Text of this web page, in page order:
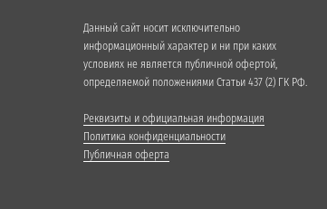
Данный сайт носит исключительно
информационный характер и ни при каких
условиях не является публичной офертой,
определяемой положениями Статьи 437 (2) ГК РФ.
Реквизиты и официальная информация
Политика конфиденциальности
Публичная оферта